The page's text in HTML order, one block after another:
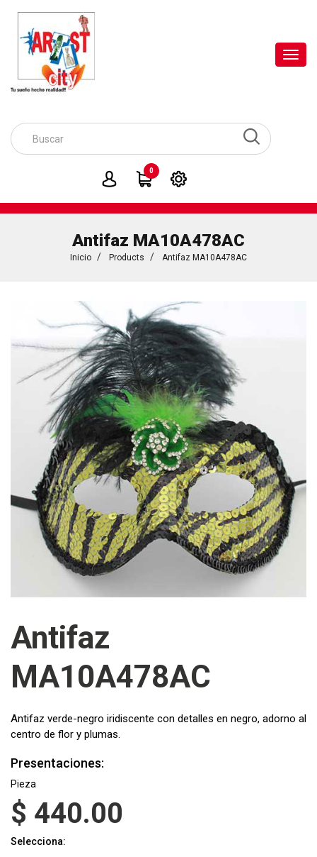
0
Antifaz MA10A478AC
Inicio Products Antifaz MA10A478AC
Antifaz
MA10A478AC
Antifaz verde-negro iridiscente con detalles en negro, adorno al
centro de flor y plumas.
Presentaciones:
Pieza
$ 440.00
Selecciona: